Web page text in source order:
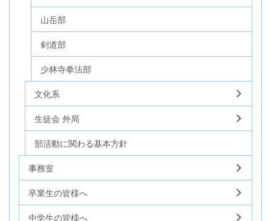
山岳部
剣道部
少林寺拳法部
文化系
生徒会 外局
部活動に関わる基本方針
事務室
卒業生の皆様へ
中学生の皆様へ